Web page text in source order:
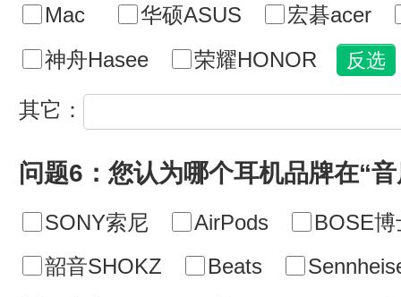
Mac
华硕ASUS
宏碁acer
神舟Hasee
荣耀HONOR
其它：
问题6：您认为哪个耳机品牌在“
SONY索尼 AirPods
BOSE博
韶音SHOKZ
Beats